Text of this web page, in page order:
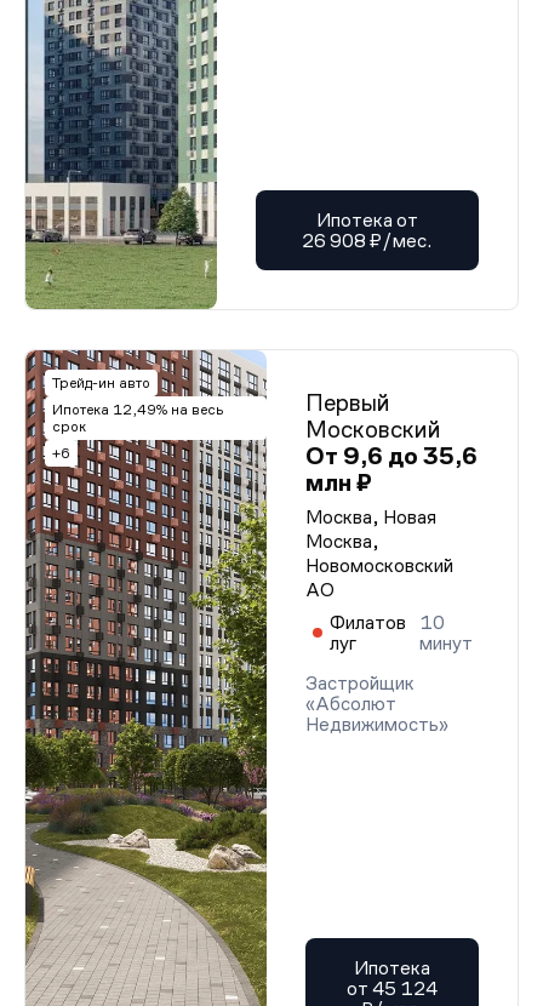
Ипотека от
26 908 ₽/мес.
Трейд-ин авто
Ипотека 12,49% на весь
срок
+6
Первый
Московский
От 9,6 до 35,6
млн ₽
Москва, Новая
Москва,
Новомосковский
АО
Филатов
луг
10
минут
Застройщик
«Абсолют
Недвижимость»
Ипотека
от 45 124